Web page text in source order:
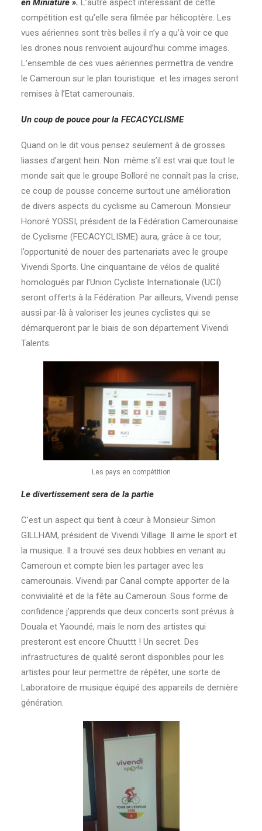
en Miniature ». L’autre aspect intéressant de cette
compétition est qu’elle sera filmée par hélicoptère. Les
vues aériennes sont très belles il n’y a qu’à voir ce que
les drones nous renvoient aujourd’hui comme images.
L’ensemble de ces vues aériennes permettra de vendre
le Cameroun sur le plan touristique et les images seront
remises à l’Etat camerounais.
Un coup de pouce pour la FECACYCLISME
Quand on le dit vous pensez seulement à de grosses
liasses d’argent hein. Non même s’il est vrai que tout le
monde sait que le groupe Bolloré ne connaît pas la crise,
ce coup de pousse concerne surtout une amélioration
de divers aspects du cyclisme au Cameroun. Monsieur
Honoré YOSSI, président de la Fédération Camerounaise
de Cyclisme (FECACYCLISME) aura, grâce à ce tour,
l’opportunité de nouer des partenariats avec le groupe
Vivendi Sports. Une cinquantaine de vélos de qualité
homologués par l’Union Cycliste Internationale (UCI)
seront offerts à la Fédération. Par ailleurs, Vivendi pense
aussi par-là à valoriser les jeunes cyclistes qui se
démarqueront par le biais de son département Vivendi
Talents.
Les pays en compétition
Le divertissement sera de la partie
C’est un aspect qui tient à cœur à Monsieur Simon
GILLHAM, président de Vivendi Village. Il aime le sport et
la musique. Il a trouvé ses deux hobbies en venant au
Cameroun et compte bien les partager avec les
camerounais. Vivendi par Canal compte apporter de la
convivialité et de la fête au Cameroun. Sous forme de
confidence j’apprends que deux concerts sont prévus à
Douala et Yaoundé, mais le nom des artistes qui
presteront est encore Chuuttt ! Un secret. Des
infrastructures de qualité seront disponibles pour les
artistes pour leur permettre de répéter, une sorte de
Laboratoire de musique équipé des appareils de dernière
génération.